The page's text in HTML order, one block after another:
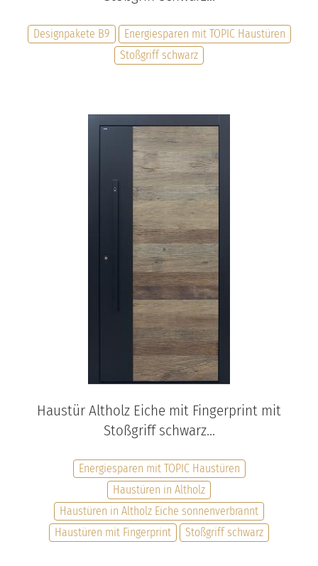
Designpakete B9
Energiesparen mit TOPIC Haustüren
Stoßgriff schwarz
Haustür Altholz Eiche mit Fingerprint mit
Stoßgriff schwarz...
Energiesparen mit TOPIC Haustüren
Haustüren in Altholz
Haustüren in Altholz Eiche sonnenverbrannt
Haustüren mit Fingerprint
Stoßgriff schwarz